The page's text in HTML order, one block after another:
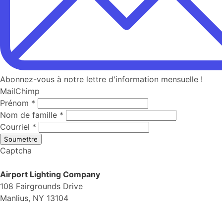
Abonnez-vous à notre lettre d'information mensuelle !
MailChimp
Prénom *
Nom de famille *
Courriel *
Soumettre
Captcha
Airport Lighting Company
108 Fairgrounds Drive
Manlius, NY 13104